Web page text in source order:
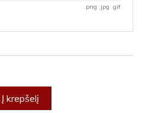
.png .jpg .gif
Į krepšelį